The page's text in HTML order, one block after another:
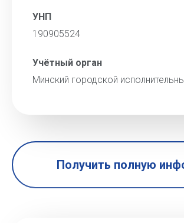
УНП
190905524
Учётный орган
Минский городской
Получить полную